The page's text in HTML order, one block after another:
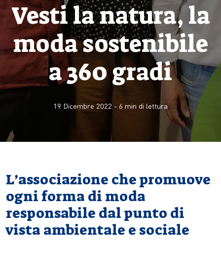
Vesti la natura, la
moda sostenibile
a 360 gradi
19 Dicembre 2022 - 6 min di lettura
L’associazione che promuove
ogni forma di moda
responsabile dal punto di
vista ambientale e sociale